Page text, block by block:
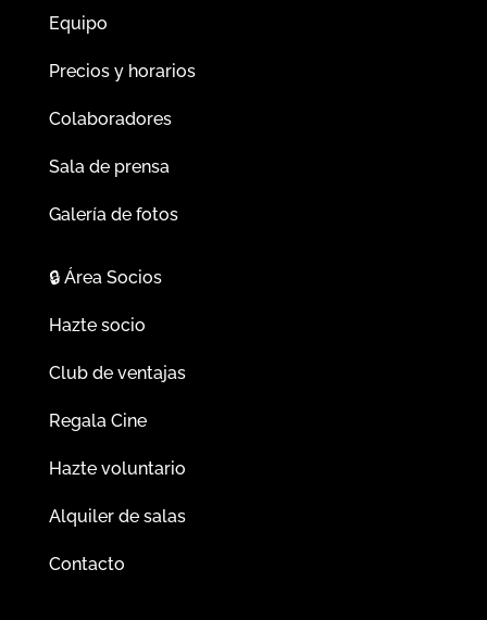
Equipo
Precios y horarios
Colaboradores
Sala de prensa
Galería de fotos
🔒Área Socios
Hazte socio
Club de ventajas
Regala Cine
Hazte voluntario
Alquiler de salas
Contacto